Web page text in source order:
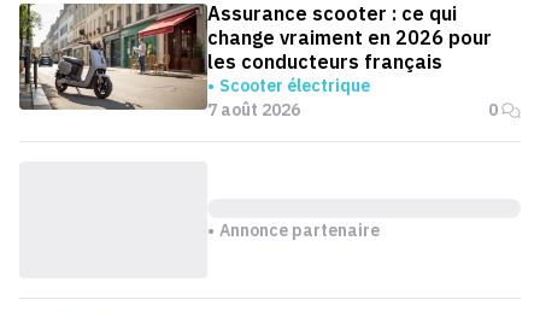
Assurance scooter : ce qui
change vraiment en 2026 pour
les conducteurs français
Scooter électrique
7 août 2026
0
Annonce partenaire